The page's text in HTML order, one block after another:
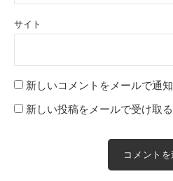
サイト
新しいコメントをメールで通知
新しい投稿をメールで受け取る